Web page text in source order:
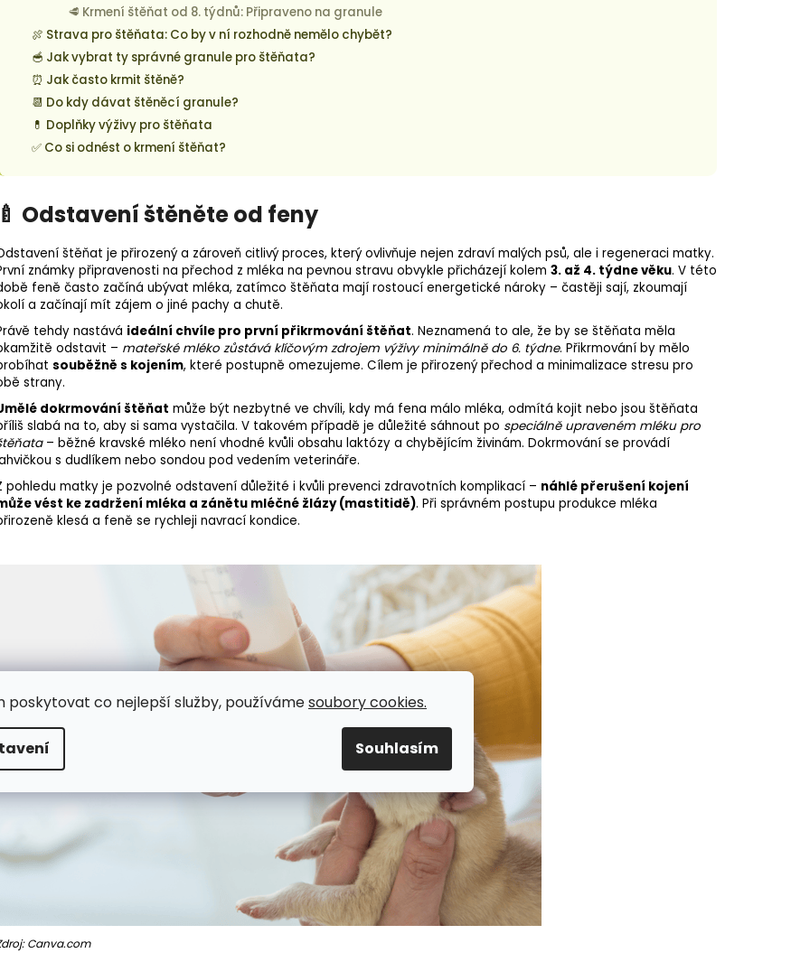
poskytovat co nejlepší služby, používámesoubory cookies.
Souhlasím
🥩 Krmení štěňat od 8. týdnů: Připraveno na granule
🍖 Strava pro štěňata: Co by v ní rozhodně nemělo chybět?
🥣 Jak vybrat ty správné granule pro štěňata?
⏰ Jak často krmit štěně?
📆 Do kdy dávat štěněcí granule?
💊 Doplňky výživy pro štěňata
✅ Co si odnést o krmení štěňat?
Odstavení štěněte od feny
štěňat je přirozený a zároveň citlivý proces, který ovlivňuje nejen zdraví malých psů, ale i regeneraci matky.
známky připravenosti na přechod z mléka na pevnou stravu obvykle přicházejí kolem 3. až 4. týdne věku. V této
feně často začíná ubývat mléka, zatímco štěňata mají rostoucí energetické nároky – častěji sají, zkoumají
a začínají mít zájem o jiné pachy a chutě.
tehdy nastává ideální chvíle pro první přikrmování štěňat. Neznamená to ale, že by se štěňata měla
odstavit – mateřské mléko zůstává klíčovým zdrojem výživy minimálně do 6. týdne. Přikrmování by mělo
souběžně s kojením, které postupně omezujeme. Cílem je přirozený přechod a minimalizace stresu pro
strany.
dokrmování štěňat může být nezbytné ve chvíli, kdy má fena málo mléka, odmítá kojit nebo jsou štěňata
slabá na to, aby si sama vystačila. V takovém případě je důležité sáhnout po speciálně upraveném mléku pro
– běžné kravské mléko není vhodné kvůli obsahu laktózy a chybějícím živinám. Dokrmování se provádí
s dudlíkem nebo sondou pod vedením veterináře.
pohledu matky je pozvolné odstavení důležité i kvůli prevenci zdravotních komplikací – náhlé přerušení kojení
vést ke zadržení mléka a zánětu mléčné žlázy (mastitidě). Při správném postupu produkce mléka
klesá a feně se rychleji navrací kondice.
Canva.com